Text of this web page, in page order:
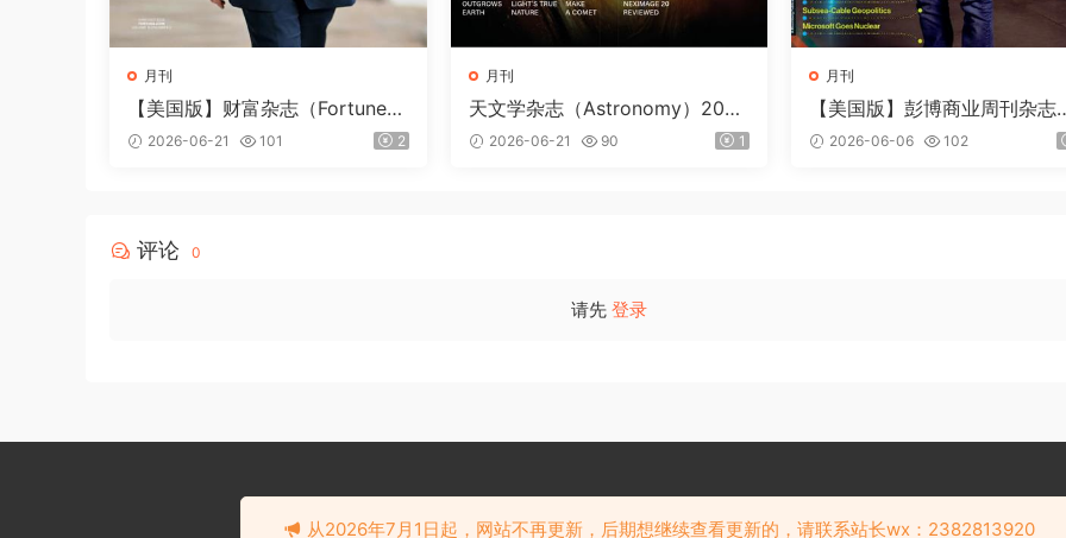
月刊
【美国版】财富杂志（Fortune）
2026年6-7月
2026-06-21 101 2
月刊
天文学杂志（Astronomy）2026
年8月
2026-06-21 90 1
月刊
【美国版】彭博商业周刊杂志
loomberg Businessweek）
6年6月
2026-06-06 102
评论 0
请先 登录
Copyright © 阅览天下 版权所有
从2026年7月1日起，网站不再更新，后期想继续查看更新的，请联系站长wx：2382813920